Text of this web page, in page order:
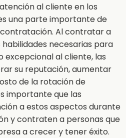
al cliente en los
una parte importante de
Al contratar a
necesarias para
excepcional al cliente, las
su reputación, aumentar
de la rotación de
importante que las
a estos aspectos durante
y contraten a personas que
a crecer y tener éxito.